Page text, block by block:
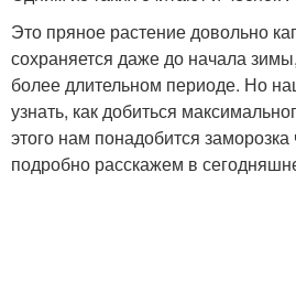
Это пряное растение довольно
сохраняется даже до начала
более длительном периоде. Но
узнать, как добиться
этого нам понадобится
подробно расскажем в